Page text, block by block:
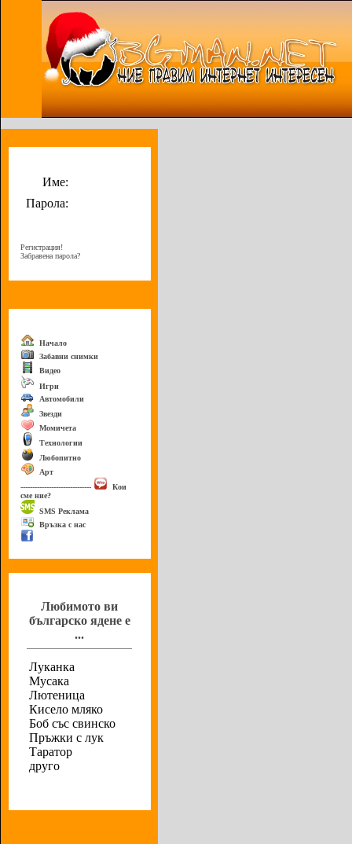
Име:
Парола:
Регистрация!
Забравена парола?
Начало
Забавни снимки
Видео
Игри
Автомобили
Звезди
Момичета
Технологии
Любопитно
Арт
------------------------------
Кои
сме ние?
SMS Реклама
Връзка с нас
Любимото ви
българско ядене е
...
Луканка
Мусака
Лютеница
Кисело мляко
Боб със свинско
Пръжки с лук
Таратор
друго